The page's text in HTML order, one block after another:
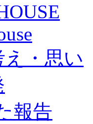
え・思い
報告